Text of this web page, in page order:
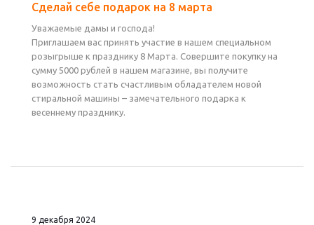
Сделай себе подарок на 8 марта
Уважаемые дамы и господа!
Приглашаем вас принять участие в нашем специальном
розыгрыше к празднику 8 Марта. Совершите покупку на
сумму 5000 рублей в нашем магазине, вы получите
возможность стать счастливым обладателем новой
стиральной машины – замечательного подарка к
весеннему празднику.
9 декабря 2024